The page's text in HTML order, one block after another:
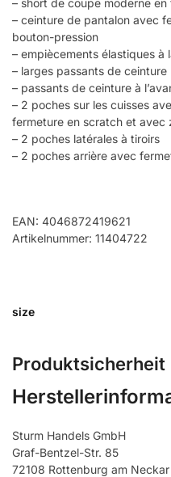
– short de coupe moderne
– ceinture de pantalon avec
bouton-pression
– empiècements élastiques à
– larges passants de ceinture
– passants de ceinture à
– 2 poches sur les cuisses
fermeture en scratch et avec
– 2 poches latérales à tiroirs
– 2 poches arrière avec
EAN: 4046872419621
Artikelnummer: 11404722
size
Produktsicherheit
Sturm Handels GmbH
Graf-Bentzel-Str. 85
72108 Rottenburg am Neckar